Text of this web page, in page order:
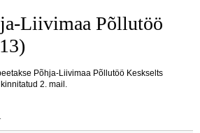
Liivimaa Põllutöö
Põhja-Liivimaa Põllutöö Keskselts
2. mail.